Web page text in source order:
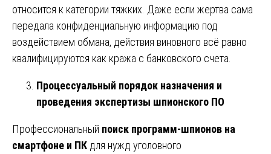
относится к категории тяжких. Даже если жертва сама
передала конфиденциальную информацию под
воздействием обмана, действия виновного всё равно
квалифицируются как кража с банковского счета.
Процессуальный порядок назначения и
проведения экспертизы шпионского ПО
Профессиональный поиск программ-шпионов на
смартфоне и ПК для нужд уголовного